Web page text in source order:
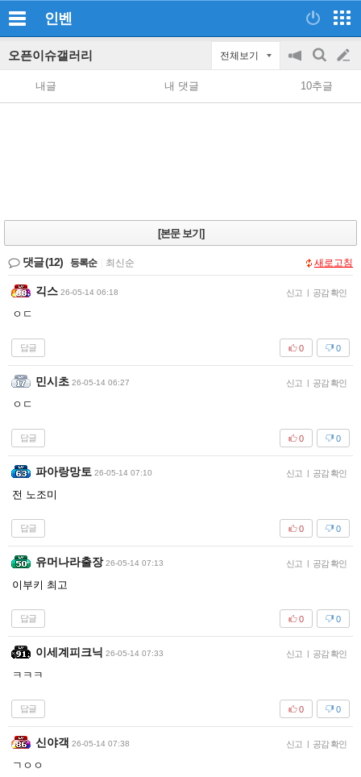
인벤
오픈이슈갤러리 전체보기
공
지
on/off
검
색
글
쓰
내글 내 댓글 10추글
[본문 보기]
댓글(12) 등록순 최신순 새로고침
긱스 26-05-14 06:18 신고 | 공감 확인
ㅇㄷ
답글 0
0
민시초 26-05-14 06:27 신고 | 공감 확인
ㅇㄷ
답글 0
0
파아랑망토 26-05-14 07:10 신고 | 공감 확인
전 노조미
답글 0
0
유머나라출장 26-05-14 07:13 신고 | 공감 확인
이부키 최고
답글 0
0
이세계피크닉 26-05-14 07:33 신고 | 공감 확인
ㅋㅋㅋ
답글 0
0
신야객 26-05-14 07:38 신고 | 공감 확인
ㄱㅇㅇ